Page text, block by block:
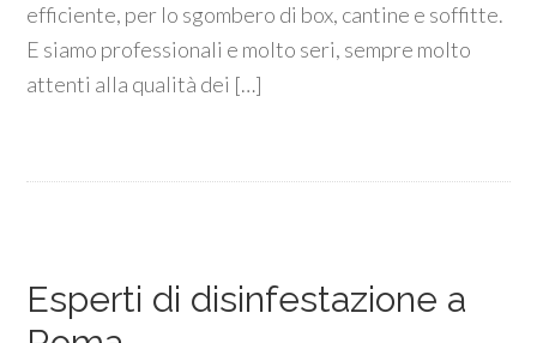
efficiente, per lo sgombero di box, cantine e soffitte.
E siamo professionali e molto seri, sempre molto
attenti alla qualità dei […]
Esperti di disinfestazione a